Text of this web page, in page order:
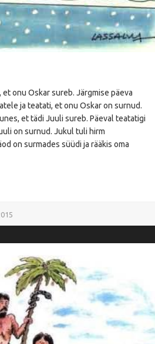
onu Oskar sureb. Järgmise päeva
ja teatati, et onu Oskar on surnud.
et tädi Juuli sureb. Päeval teatatigi
on surnud. Jukul tuli hirm
on surmades süüdi ja rääkis oma